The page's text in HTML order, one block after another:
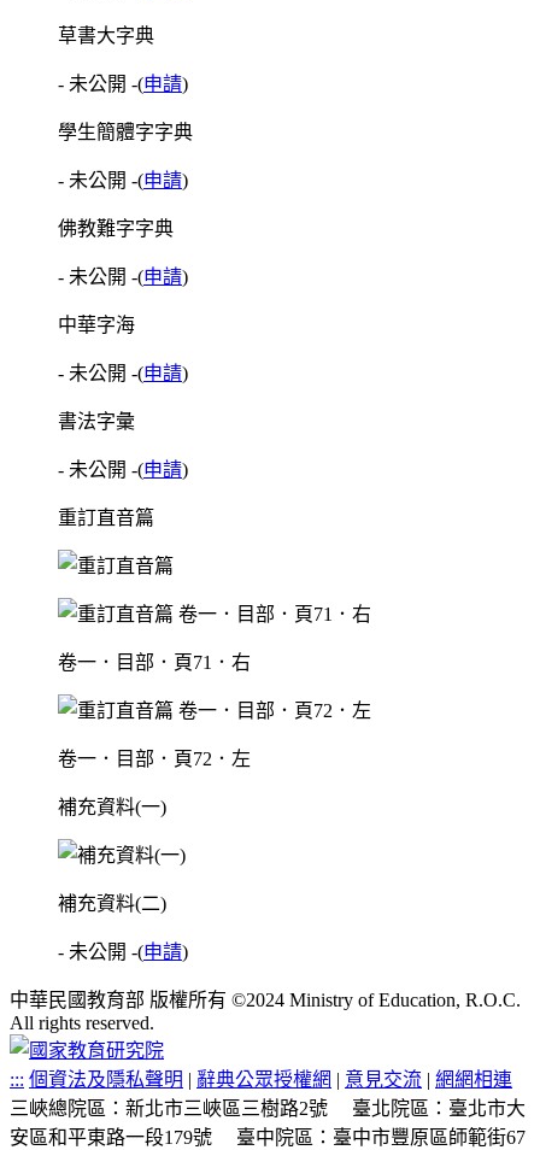
草書大字典
- 未公開 -(申請)
學生簡體字字典
- 未公開 -(申請)
佛教難字字典
- 未公開 -(申請)
中華字海
- 未公開 -(申請)
書法字彙
- 未公開 -(申請)
重訂直音篇
卷一．目部．頁71．右
卷一．目部．頁72．左
補充資料(一)
補充資料(二)
- 未公開 -(申請)
中華民國教育部 版權所有 ©2024 Ministry of Education, R.O.C.
All rights reserved.
::: 個資法及隱私聲明 | 辭典公眾授權網 | 意見交流 | 網網相連
三峽總院區：新北市三峽區三樹路2號
臺北院區：臺北市大
安區和平東路一段179號
臺中院區：臺中市豐原區師範街67